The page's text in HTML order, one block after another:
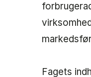
Fagets